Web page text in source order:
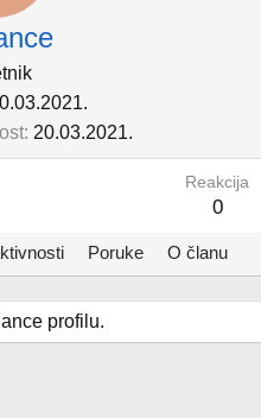
20.03.2021.
Reakcija
0
Poruke O članu
profilu.